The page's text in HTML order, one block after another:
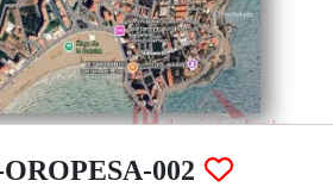
OROPESA-002